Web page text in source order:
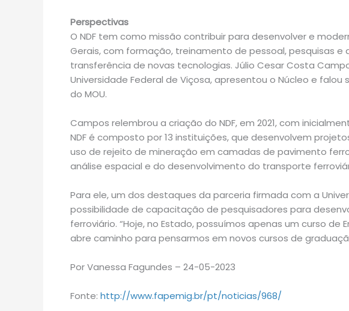
Perspectivas
O NDF tem como missão contribuir para desenvolver e
Gerais, com formação, treinamento de pessoal, pesquisas
transferência de novas tecnologias. Júlio Cesar Costa
Universidade Federal de Viçosa, apresentou o Núcleo e
do MOU.
Campos relembrou a criação do NDF, em 2021, com
NDF é composto por 13 instituições, que desenvolvem
uso de rejeito de mineração em camadas de pavimento
análise espacial e do desenvolvimento do transporte
Para ele, um dos destaques da parceria firmada com a
possibilidade de capacitação de pesquisadores para
ferroviário. “Hoje, no Estado, possuímos apenas um curso de
abre caminho para pensarmos em novos cursos de
Por Vanessa Fagundes – 24-05-2023
Fonte: http://www.fapemig.br/pt/noticias/968/